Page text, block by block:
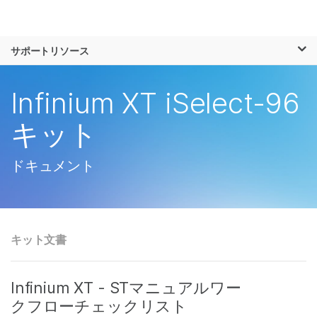
ソリューション
企業情報
サポート
サポートリソース
Infinium XT iSelect-96
キット
ドキュメント
キット文書
Infinium XT - STマニュアルワー
クフローチェックリスト
お気に入りの分野を選択すると、関連性の
高いコンテンツへのリンクが表示されます:
がん研究
微生物研究
農学研究
複雑な疾患
臨床オンコロジー
生殖医学